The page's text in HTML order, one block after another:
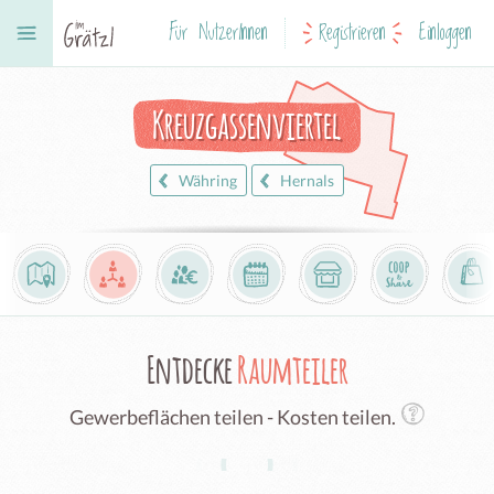
Für NutzerInnen Registrieren Einloggen
Kreuzgassenviertel
Währing Hernals
EntdeckeRaumteiler
Gewerbeflächen teilen - Kosten teilen.